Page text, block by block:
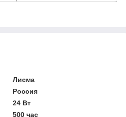
Лисма
Россия
24 Вт
500 час